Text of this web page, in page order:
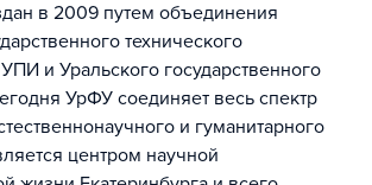
в 2009 путем объединения
технического
и Уральского государственного
УрФУ соединяет весь спектр
и гуманитарного
центром научной